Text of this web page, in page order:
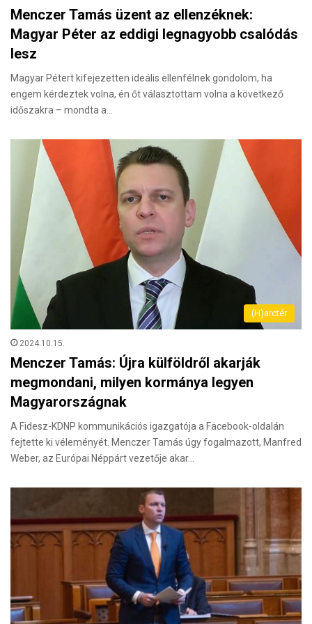
Menczer Tamás üzent az ellenzéknek:
Magyar Péter az eddigi legnagyobb csalódás
lesz
Magyar Pétert kifejezetten ideális ellenfélnek gondolom, ha
engem kérdeztek volna, én őt választottam volna a következő
időszakra – mondta a…
(H)arctér
2024.10.15.
Menczer Tamás: Újra külföldről akarják
megmondani, milyen kormánya legyen
Magyarországnak
A Fidesz-KDNP kommunikációs igazgatója a Facebook-oldalán
fejtette ki véleményét. Menczer Tamás úgy fogalmazott, Manfred
Weber, az Európai Néppárt vezetője akar…